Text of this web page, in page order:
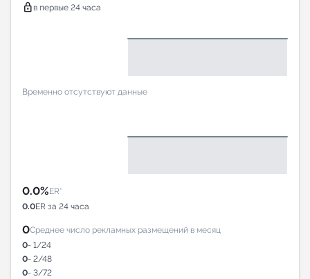
lock в первые 24 часа
Временно отсутствуют данные
0.0%ER*
0.0ER за 24 часа
0Среднее число рекламных размещений в месяц
0- 1/24
0- 2/48
0- 3/72